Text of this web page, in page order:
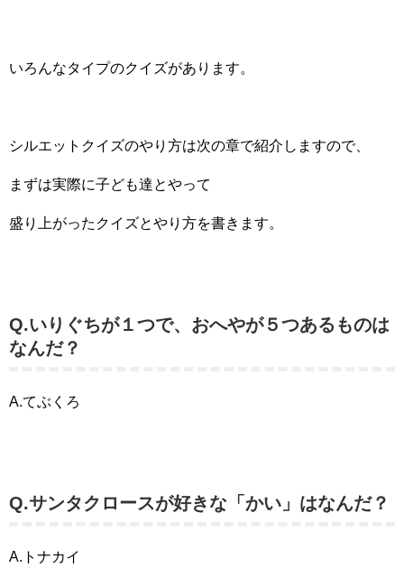
いろんなタイプのクイズがあります。
シルエットクイズのやり方は次の章で紹介しますので、
まずは実際に子ども達とやって
盛り上がったクイズとやり方を書きます。
Q.いりぐちが１つで、おへやが５つあるものは
なんだ？
A.てぶくろ
Q.サンタクロースが好きな「かい」はなんだ？
A.トナカイ